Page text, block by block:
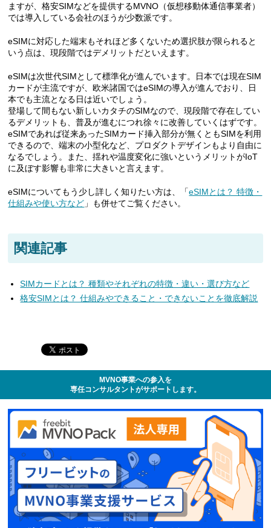
ますが、格安SIMなどを提供するMVNO（仮想移動体通信事業者）
では導入している会社のほうが少数派です。
eSIMに対応した端末もそれほど多くないため選択肢が限られると
いう点は、現段階ではデメリットだといえます。
eSIMは次世代SIMとして標準化が進んでいます。日本では現在SIM
カードが主流ですが、欧米諸国ではeSIMの導入が進んでおり、日
本でも主流となる日は近いでしょう。
登場して間もない新しいカタチのSIMなので、現段階で存在してい
るデメリットも、普及が進むにつれ徐々に改善していくはずです。
eSIMであれば従来あったSIMカード挿入部分が無くともSIMを利用
できるので、端末の小型化など、プロダクトデザインもより自由に
なるでしょう。また、揺れや温度変化に強いというメリットがIoT
に及ぼす影響も非常に大きいと言えます。
eSIMについてもう少し詳しく知りたい方は、「eSIMとは？ 特徴・
仕組みや使い方など 」も併せてご覧ください。
関連記事
SIMカードとは？ 種類やそれぞれの特徴・違い・選び方など
格安SIMとは？ 仕組みやできること・できないことを徹底解説
MVNO事業への参入を
専任コンサルタントがサポートします。